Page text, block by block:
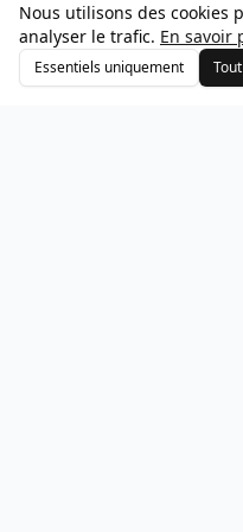
Nous utilisons des cookies
analyser le trafic. En savoir
Essentiels uniquement